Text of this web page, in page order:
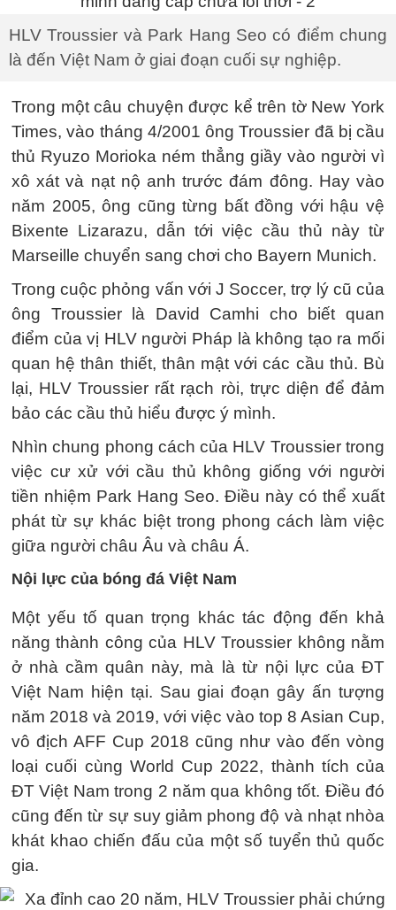
HLV Troussier và Park Hang Seo có điểm chung
là đến Việt Nam ở giai đoạn cuối sự nghiệp.
Trong một câu chuyện được kể trên tờ New York
Times, vào tháng 4/2001 ông Troussier đã bị cầu
thủ Ryuzo Morioka ném thẳng giầy vào người vì
xô xát và nạt nộ anh trước đám đông. Hay vào
năm 2005, ông cũng từng bất đồng với hậu vệ
Bixente Lizarazu, dẫn tới việc cầu thủ này từ
Marseille chuyển sang chơi cho Bayern Munich.
Trong cuộc phỏng vấn với J Soccer, trợ lý cũ của
ông Troussier là David Camhi cho biết quan
điểm của vị HLV người Pháp là không tạo ra mối
quan hệ thân thiết, thân mật với các cầu thủ. Bù
lại, HLV Troussier rất rạch ròi, trực diện để đảm
bảo các cầu thủ hiểu được ý mình.
Nhìn chung phong cách của HLV Troussier trong
việc cư xử với cầu thủ không giống với người
tiền nhiệm Park Hang Seo. Điều này có thể xuất
phát từ sự khác biệt trong phong cách làm việc
giữa người châu Âu và châu Á.
Nội lực của bóng đá Việt Nam
Một yếu tố quan trọng khác tác động đến khả
năng thành công của HLV Troussier không nằm
ở nhà cầm quân này, mà là từ nội lực của ĐT
Việt Nam hiện tại. Sau giai đoạn gây ấn tượng
năm 2018 và 2019, với việc vào top 8 Asian Cup,
vô địch AFF Cup 2018 cũng như vào đến vòng
loại cuối cùng World Cup 2022, thành tích của
ĐT Việt Nam trong 2 năm qua không tốt. Điều đó
cũng đến từ sự suy giảm phong độ và nhạt nhòa
khát khao chiến đấu của một số tuyển thủ quốc
gia.